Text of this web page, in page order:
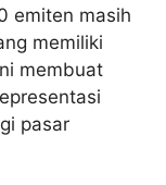
emiten masih
memiliki
membuat
pasar